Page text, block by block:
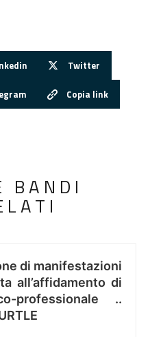
Twitter
Copia link
BANDI
di manifestazioni
all’affidamento di
professionale ..